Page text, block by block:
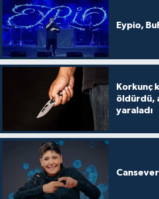
Eypio,
Korkunç
öldürdü,
yaraladı